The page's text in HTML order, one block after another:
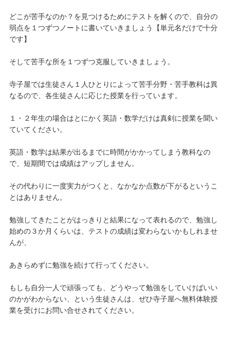
どこが苦手なのか？を見つけるためにテストを解くので、自分の
弱点を１つずつノートに書いていきましょう【単元名だけで十分
です】
そして苦手な所を１つずつ克服していきましょう。
寺子屋では生徒さん１人ひとりによって苦手分野・苦手教科は異
なるので、各生徒さんに応じた授業を行っています。
１・２年生の場合はとにかく英語・数学だけは真剣に授業を聞い
ていてください。
英語・数学は結果が出るまでに時間がかかってしまう教科なの
で、短期間では成績はアップしません。
その代わりに一度実力がつくと、なかなか点数が下がるというこ
とはありません。
勉強してきたことがはっきりと結果になって表れるので、勉強し
始めの３か月くらいは、テストの成績は変わらないかもしれませ
んが、
あきらめずに勉強を続けて行ってください。
もしも自分一人で頑張っても、どうやって勉強をしていけばいい
のかがわからない、という生徒さんは、ぜひ寺子屋へ無料体験授
業を受けにお問い合せされてください。